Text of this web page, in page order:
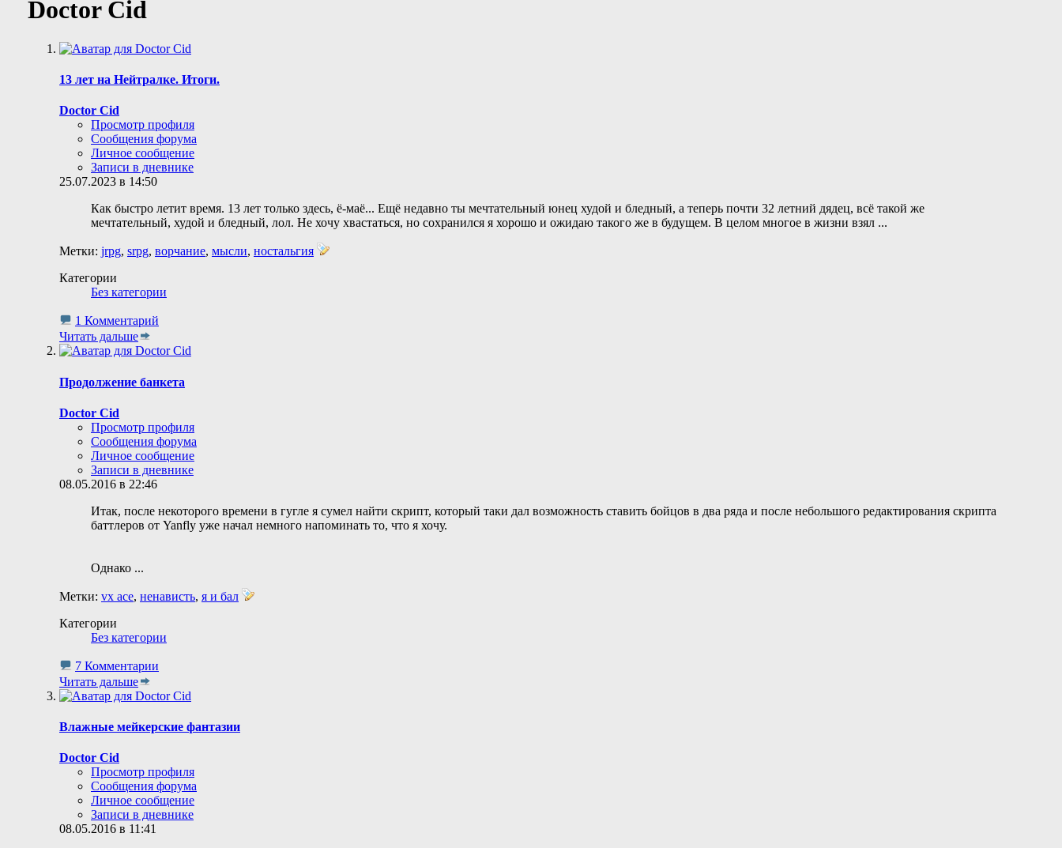
Doctor Cid
13 лет на Нейтралке. Итоги.
Doctor Cid
Просмотр профиля
Сообщения форума
Личное сообщение
Записи в дневнике
25.07.2023 в 14:50
Как быстро летит время. 13 лет только здесь, ё-маё... Ещё недавно ты мечтательный юнец худой и бледный, а теперь почти 32 летний дядец, всё такой же
мечтательный, худой и бледный, лол. Не хочу хвастаться, но сохранился я хорошо и ожидаю такого же в будущем. В целом многое в жизни взял ...
Метки: jrpg, srpg, ворчание, мысли, ностальгия
Категории
Без категории
1 Комментарий
Читать дальше
Продолжение банкета
Doctor Cid
Просмотр профиля
Сообщения форума
Личное сообщение
Записи в дневнике
08.05.2016 в 22:46
Итак, после некоторого времени в гугле я сумел найти скрипт, который таки дал возможность ставить бойцов в два ряда и после небольшого редактирования скрипта
баттлеров от Yanfly уже начал немного напоминать то, что я хочу.
Однако ...
Метки: vx ace, ненависть, я и бал
Категории
Без категории
7 Комментарии
Читать дальше
Влажные мейкерские фантазии
Doctor Cid
Просмотр профиля
Сообщения форума
Личное сообщение
Записи в дневнике
08.05.2016 в 11:41